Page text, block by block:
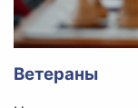
Ветераны